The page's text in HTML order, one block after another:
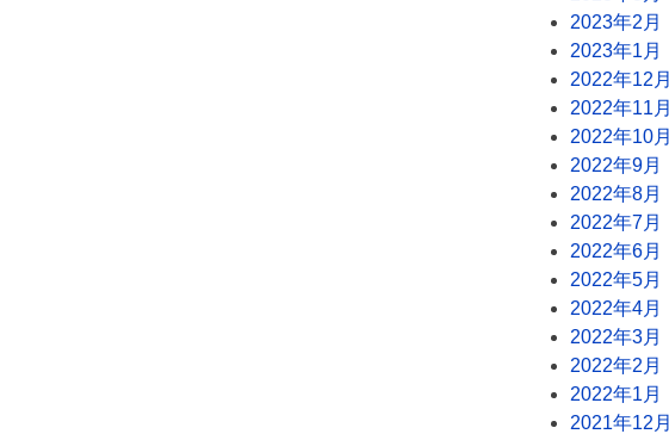
2023年2月
2023年1月
2022年12月
2022年11月
2022年10月
2022年9月
2022年8月
2022年7月
2022年6月
2022年5月
2022年4月
2022年3月
2022年2月
2022年1月
2021年12月